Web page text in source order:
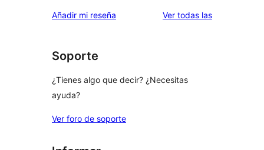
estrellas
de
Añadir mi reseña Ver todas lasvaloraciones
Soporte
¿Tienes algo que decir? ¿Necesitas
ayuda?
Ver foro de soporte